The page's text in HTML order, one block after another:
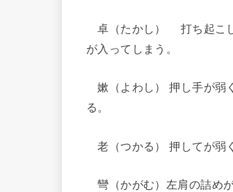
卓（たかし） 打ち起こし
が入ってしまう。
嫰（よわし） 押し手が弱
る。
老（つかる） 押してが弱
彎（かがむ）左肩の詰め